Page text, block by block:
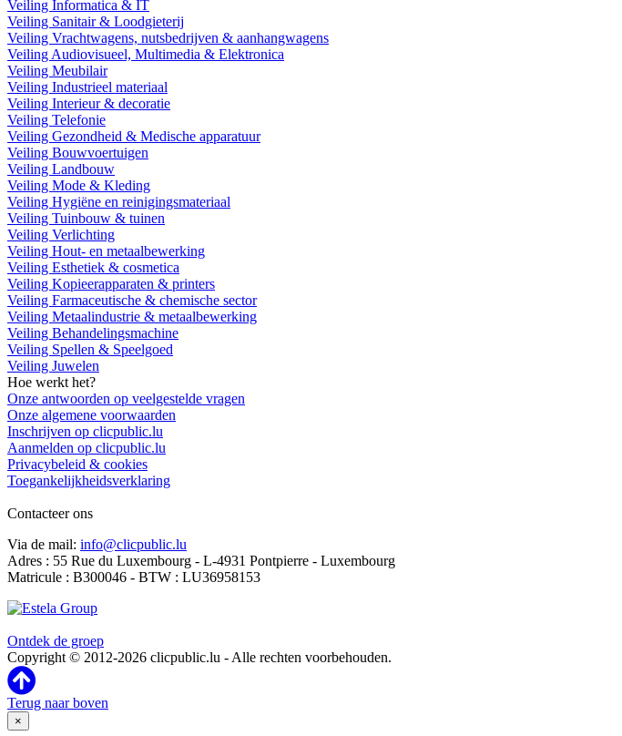
Veiling Informatica & IT
Veiling Sanitair & Loodgieterij
Veiling Vrachtwagens, nutsbedrijven & aanhangwagens
Veiling Audiovisueel, Multimedia & Elektronica
Veiling Meubilair
Veiling Industrieel materiaal
Veiling Interieur & decoratie
Veiling Telefonie
Veiling Gezondheid & Medische apparatuur
Veiling Bouwvoertuigen
Veiling Landbouw
Veiling Mode & Kleding
Veiling Hygiëne en reinigingsmateriaal
Veiling Tuinbouw & tuinen
Veiling Verlichting
Veiling Hout- en metaalbewerking
Veiling Esthetiek & cosmetica
Veiling Kopieerapparaten & printers
Veiling Farmaceutische & chemische sector
Veiling Metaalindustrie & metaalbewerking
Veiling Behandelingsmachine
Veiling Spellen & Speelgoed
Veiling Juwelen
Hoe werkt het?
Onze antwoorden op veelgestelde vragen
Onze algemene voorwaarden
Inschrijven op clicpublic.lu
Aanmelden op clicpublic.lu
Privacybeleid & cookies
Toegankelijkheidsverklaring
Contacteer ons
Via de mail: info@clicpublic.lu
Adres : 55 Rue du Luxembourg - L-4931 Pontpierre - Luxembourg
Matricule : B300046 - BTW : LU36958153
Ontdek de groep
Copyright © 2012-2026 clicpublic.lu - Alle rechten voorbehouden.
Terug naar boven
×